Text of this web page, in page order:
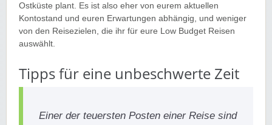
Ostküste plant. Es ist also eher von eurem aktuellen
Kontostand und euren Erwartungen abhängig, und weniger
von den Reisezielen, die ihr für eure Low Budget Reisen
auswählt.
Tipps für eine unbeschwerte Zeit
Einer der teuersten Posten einer Reise sind